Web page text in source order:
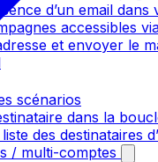
d’un email dans
accessibles
et envoyer le
scénarios
dans la
des destinataires
/ multi-comptes